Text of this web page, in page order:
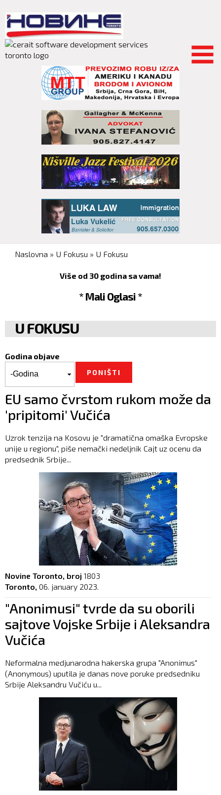
main
content
You are here
Naslovna » U Fokusu » U Fokusu
Više od 30 godina sa vama!
* Mali Oglasi *
U FOKUSU
Godina objave
EU samo čvrstom rukom može da
'pripitomi' Vučića
Uzrok tenzija na Kosovu je "dramatična omaška Evropske
unije u regionu", piše nemački nedeljnik Cajt uz ocenu da
predsednik Srbije...
Novine Toronto, broj 1803
Toronto, 06. january 2023.
"Anonimusi" tvrde da su oborili
sajtove Vojske Srbije i Aleksandra
Vučića
Neformalna medjunarodna hakerska grupa "Anonimus"
(Anonymous) uputila je danas nove poruke predsedniku
Srbije Aleksandru Vučiću u...